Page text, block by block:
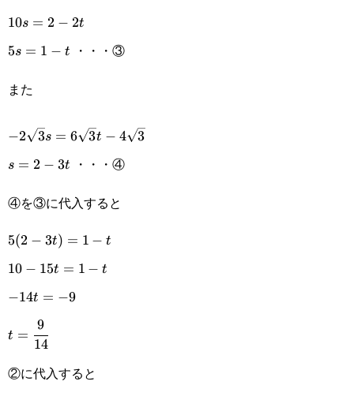
10s=2-
2t
10s = 2 − 2t
5s=1-
5s = 1 − t ・・・③
また
-2\sqrt{3}s=6\sqrt{3}t-
−2 3s = 6 3t − 4
3
s=2-
s = 2 − 3t ・・・④
④を③に代入すると
5(2-
3t)=1-
t
5(2 − 3t) = 1 − t
10-
15t=1-
10 − 15t = 1 − t
-14t=-9
−14t = −9
t=\cfrac{9}
{14}
t =
14
9
②に代入すると